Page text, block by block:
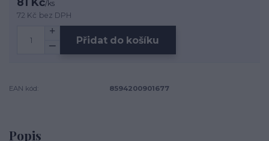
/ks
72 Kč bez DPH
Přidat do košíku
EAN kód: 8594200901677
Popis